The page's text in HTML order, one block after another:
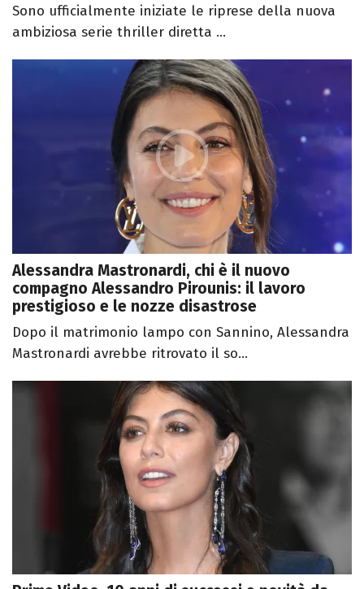
Sono ufficialmente iniziate le riprese della nuova
ambiziosa serie thriller diretta ...
Alessandra Mastronardi, chi è il nuovo
compagno Alessandro Pirounis: il lavoro
prestigioso e le nozze disastrose
Dopo il matrimonio lampo con Sannino, Alessandra
Mastronardi avrebbe ritrovato il so...